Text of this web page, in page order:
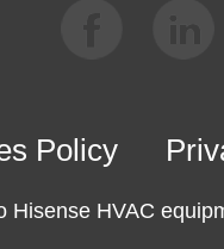
Policy
Hisense HVAC